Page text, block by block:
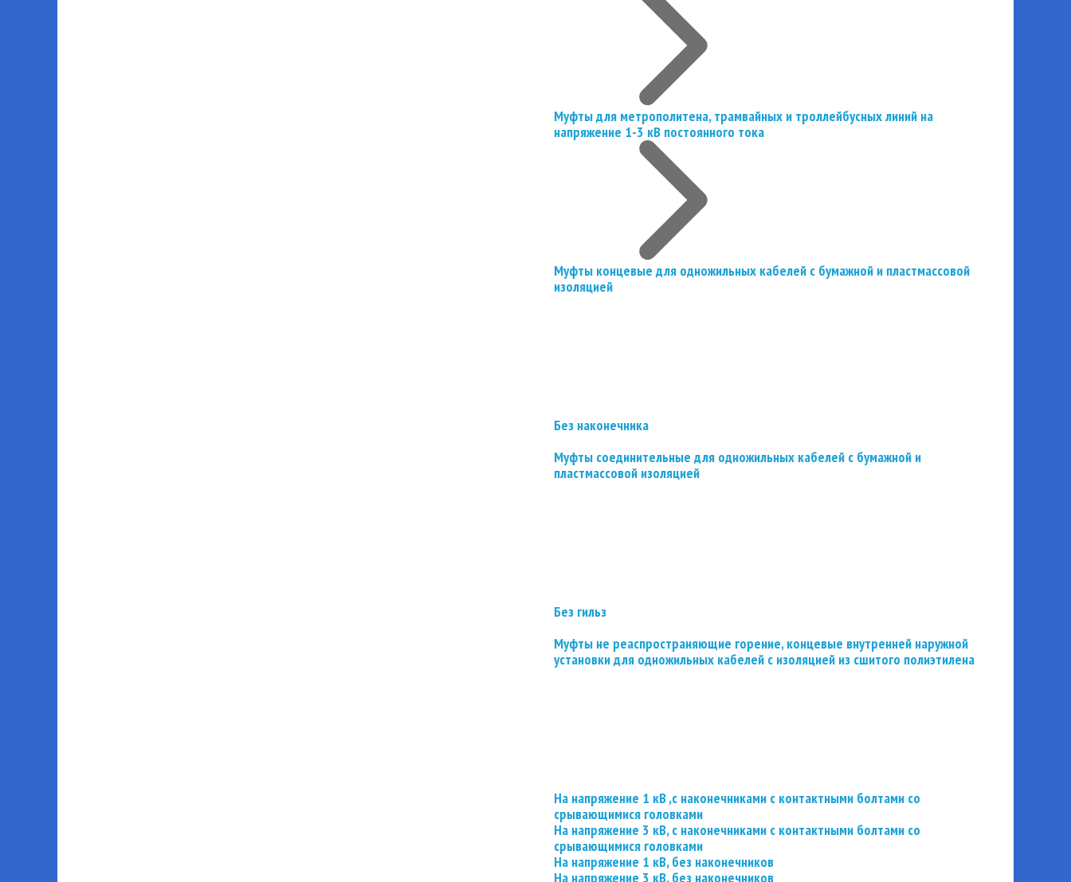
Муфты для метрополитена, трамвайных и троллейбусных линий на
напряжение 1-3 кВ постоянного тока
Муфты концевые для одножильных кабелей с бумажной и пластмассовой
изоляцией
Без наконечника
Муфты соединительные для одножильных кабелей с бумажной и
пластмассовой изоляцией
Без гильз
Муфты не реаспространяющие горение, концевые внутренней наружной
установки для одножильных кабелей с изоляцией из сшитого полиэтилена
На напряжение 1 кВ ,с наконечниками с контактными болтами со
срывающимися головками
На напряжение 3 кВ, с наконечниками с контактными болтами со
срывающимися головками
На напряжение 1 кВ, без наконечников
На напряжение 3 кВ, без наконечников